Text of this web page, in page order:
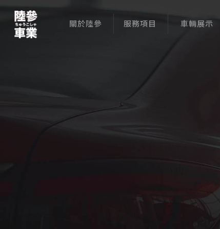
關於陸參 服務項目 車輛展示